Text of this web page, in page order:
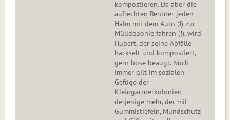
kompostieren. Da aber die
aufrechten Rentner jeden
Halm mit dem Auto (!) zur
Mülldeponie fahren (!), wird
Hubert, der seine Abfälle
häckselt und kompostiert,
gern böse beäugt. Noch
immer gilt im sozialen
Gefüge der
Kleingärtnerkolonien
derjenige mehr, der mit
Gummistiefeln, Mundschutz